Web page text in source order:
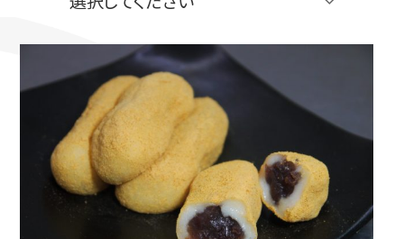
豊臣秀吉と名古屋の関係
秀吉関連 史跡 一覧
秀吉グルメ・土産 一覧
秀吉功路
ジャンル